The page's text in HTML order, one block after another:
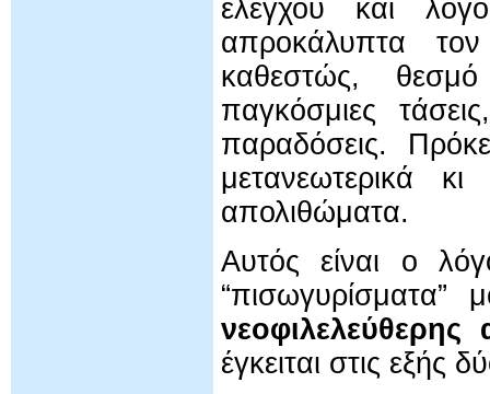
ελέγχου και
απροκάλυπτα
καθεστώς,
παγκόσμιες
παραδόσεις.
μετανεωτερικά
απολιθώματα.
Αυτός είναι ο
“πισωγυρίσματα”
νεοφιλελεύθερης
έγκειται στις εξής